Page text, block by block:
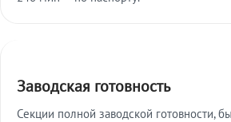
Заводская готовность
Секции полной заводской готовности,